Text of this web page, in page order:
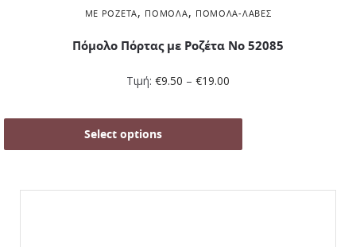
ΜΕ ΡΟΖΈΤΑ, ΠΌΜΟΛΑ, ΠΌΜΟΛΑ-ΛΑΒΈΣ
Πόμολο Πόρτας με Ροζέτα No 52085
Τιμή: €9.50 – €19.00
Select options